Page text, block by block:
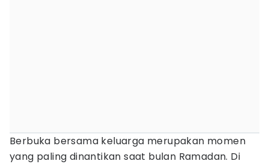
Berbuka bersama keluarga merupakan momen
yang paling dinantikan saat bulan Ramadan. Di